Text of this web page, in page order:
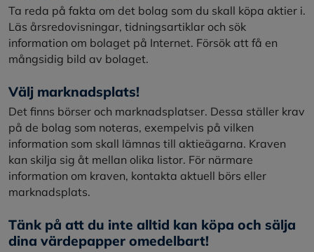
Ta reda på fakta om det bolag som du skall köpa aktier i.
Läs årsredovisningar, tidningsartiklar och sök
information om bolaget på Internet. Försök att få en
mångsidig bild av bolaget.
Välj marknadsplats!
Det finns börser och marknadsplatser. Dessa ställer krav
på de bolag som noteras, exempelvis på vilken
information som skall lämnas till aktieägarna. Kraven
kan skilja sig åt mellan olika listor. För närmare
information om kraven, kontakta aktuell börs eller
marknadsplats.
Tänk på att du inte alltid kan köpa och sälja
dina värdepapper omedelbart!